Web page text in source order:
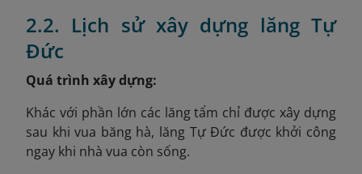
2.2. Lịch sử xây dựng lăng Tự
Đức
Quá trình xây dựng:
Khác với phần lớn các lăng tẩm chỉ được xây dựng
sau khi vua băng hà, lăng Tự Đức được khởi công
ngay khi nhà vua còn sống.